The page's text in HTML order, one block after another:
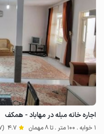
اجاره خانه مبله در مهاباد - همکف
1 خوابه . 100 متر . تا 8 مهمان 4.7 (57 نظر)